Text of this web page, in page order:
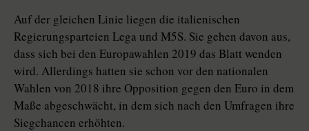
Auf der gleichen Linie liegen die italienischen
Regierungsparteien Lega und M5S. Sie gehen davon aus,
dass sich bei den Europawahlen 2019 das Blatt wenden
wird. Allerdings hatten sie schon vor den nationalen
Wahlen von 2018 ihre Opposition gegen den Euro in dem
Maße abgeschwächt, in dem sich nach den Umfragen ihre
Siegchancen erhöhten.